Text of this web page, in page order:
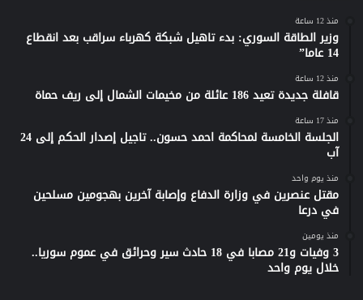
منذ 12 ساعة
وزير الطاقة السوري: بدء تاهيل شبكة كهرباء سراقب بعد انقطاع
14 عاما”
منذ 12 ساعة
قافلة جديدة تعيد 186 عائلة من مخيمات الشمال إلى ريف حماة
منذ 17 ساعة
الجلسة الخامسة لمحاكمة احمد حسون.. تاجيل إصدار الحكم إلى 24
آب
منذ يوم واحد
مقتل عنصرين في وزارة الدفاع وإصابة آخرين بهجومين مسلحين
في درعا
منذ يومين
3 وفيات و21 مصابا في 18 حادث سير وحرائق في عموم سوريا..
خلال يوم واحد